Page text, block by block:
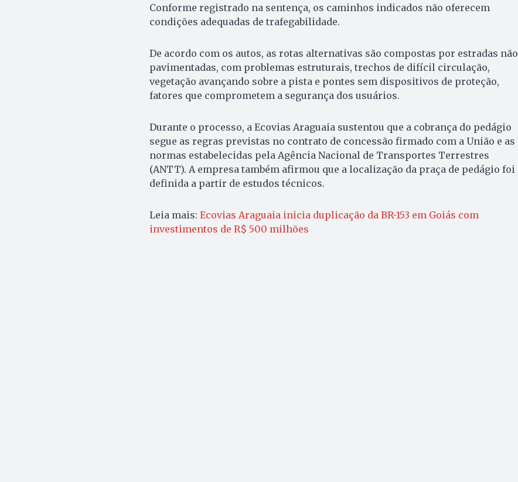
Conforme registrado na sentença, os caminhos indicados não oferecem
condições adequadas de trafegabilidade.
De acordo com os autos, as rotas alternativas são compostas por estradas não
pavimentadas, com problemas estruturais, trechos de difícil circulação,
vegetação avançando sobre a pista e pontes sem dispositivos de proteção,
fatores que comprometem a segurança dos usuários.
Durante o processo, a Ecovias Araguaia sustentou que a cobrança do pedágio
segue as regras previstas no contrato de concessão firmado com a União e as
normas estabelecidas pela Agência Nacional de Transportes Terrestres
(ANTT). A empresa também afirmou que a localização da praça de pedágio foi
definida a partir de estudos técnicos.
Leia mais: Ecovias Araguaia inicia duplicação da BR-153 em Goiás com
investimentos de R$ 500 milhões